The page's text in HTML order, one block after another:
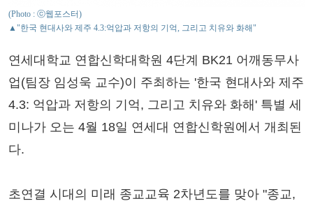
(Photo : ⓒ웹포스터)
▲"한국 현대사와 제주 4.3:억압과 저항의 기억, 그리고 치유와 화해"
연세대학교 연합신학대학원 4단계 BK21 어깨동무사
업(팀장 임성욱 교수)이 주최하는 '한국 현대사와 제주
4.3: 억압과 저항의 기억, 그리고 치유와 화해' 특별 세
미나가 오는 4월 18일 연세대 연합신학원에서 개최된
다.
초연결 시대의 미래 종교교육 2차년도를 맞아 "종교,